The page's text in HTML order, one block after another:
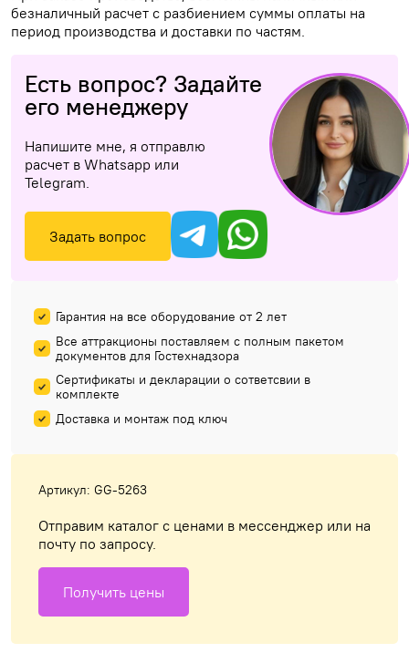
безналичный расчет с разбиением суммы оплаты на
период производства и доставки по частям.
Есть вопрос? Задайте
его менеджеру
Напишите мне, я отправлю
расчет в Whatsapp или
Telegram.
Задать вопрос
Гарантия на все оборудование от 2 лет
Все аттракционы поставляем с полным пакетом
документов для Гостехнадзора
Сертификаты и декларации о сответсвии в
комплекте
Доставка и монтаж под ключ
Артикул: GG-5263
Отправим каталог с ценами в мессенджер или на
почту по запросу.
Получить цены